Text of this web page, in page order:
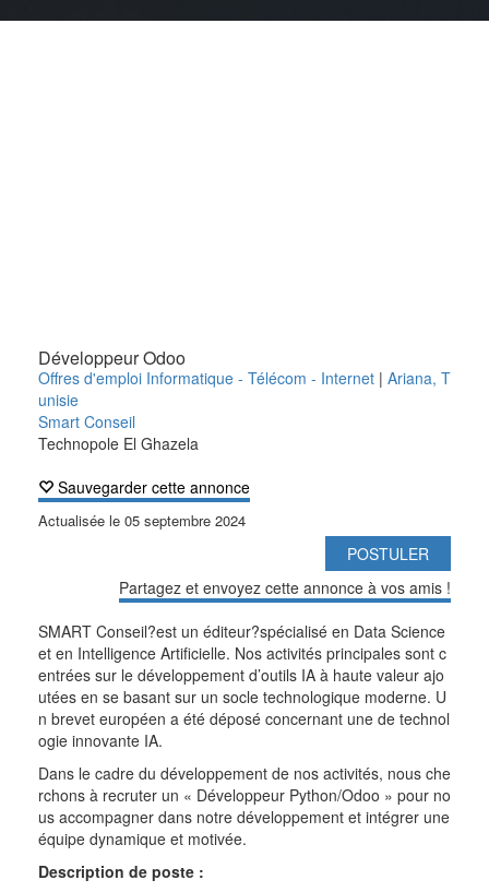
Développeur Odoo
Offres d'emploi Informatique - Télécom - Internet | Ariana, T
unisie
Smart Conseil
Technopole El Ghazela
Sauvegarder cette annonce
Actualisée le 05 septembre 2024
POSTULER
Partagez et envoyez cette annonce à vos amis !
SMART Conseil?est un éditeur?spécialisé en Data Science
et en Intelligence Artificielle. Nos activités principales sont c
entrées sur le développement d’outils IA à haute valeur ajo
utées en se basant sur un socle technologique moderne. U
n brevet européen a été déposé concernant une de technol
ogie innovante IA.
Dans le cadre du développement de nos activités, nous che
rchons à recruter un « Développeur Python/Odoo » pour no
us accompagner dans notre développement et intégrer une
équipe dynamique et motivée.
Description de poste :